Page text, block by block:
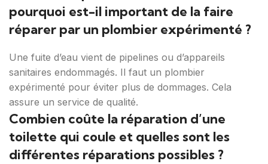
pourquoi est-il important de la faire
réparer par un plombier expérimenté ?
Une fuite d’eau vient de pipelines ou d’appareils
sanitaires endommagés. Il faut un plombier
expérimenté pour éviter plus de dommages. Cela
assure un service de qualité.
Combien coûte la réparation d’une
toilette qui coule et quelles sont les
différentes réparations possibles ?